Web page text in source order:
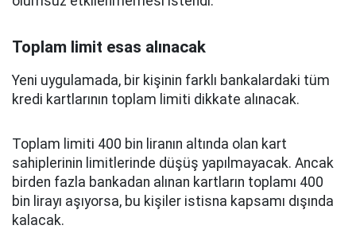
Toplam limit esas alınacak
Yeni uygulamada, bir kişinin farklı bankalardaki tüm
kredi kartlarının toplam limiti dikkate alınacak.
Toplam limiti 400 bin liranın altında olan kart
sahiplerinin limitlerinde düşüş yapılmayacak. Ancak
birden fazla bankadan alınan kartların toplamı 400
bin lirayı aşıyorsa, bu kişiler istisna kapsamı dışında
kalacak.